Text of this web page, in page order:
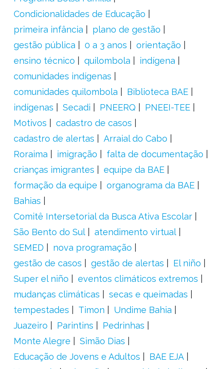
Condicionalidades de Educação
primeira infância
plano de gestão
gestão pública
0 a 3 anos
orientação
ensino técnico
quilombola
indígena
comunidades indígenas
comunidades quilombola
Biblioteca BAE
indígenas
Secadi PNEERQ
PNEEI-TEE
Motivos
cadastro de casos
cadastro de alertas
Arraial do Cabo
Roraima
imigração
falta de documentação
crianças imigrantes
equipe da BAE
formação da equipe
organograma da BAE
Bahias
Comitê Intersetorial da Busca Ativa Escolar
São Bento do Sul
atendimento virtual
SEMED
nova programação
gestão de casos
gestão de alertas
El niño
Super el niño
eventos climáticos extremos
mudanças climáticas
secas e queimadas
tempestades
Timon
Undime Bahia
Juazeiro
Parintins
Pedrinhas
Monte Alegre
Simão Dias
Educação de Jovens e Adultos
BAE EJA